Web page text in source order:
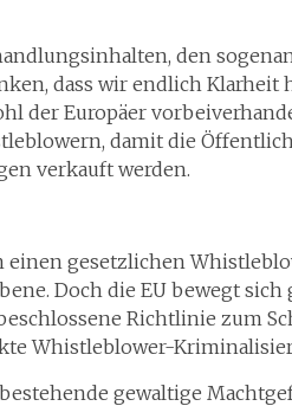
den
dass wir endlich Klarheit
der Europäer
damit die
verkauft werden.
gesetzlichen
Doch die EU bewegt sich
Richtlinie zum
Whistleblower-
gewaltige